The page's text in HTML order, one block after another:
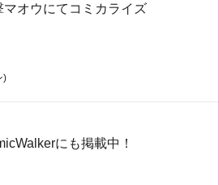
マオウにてコミカライズ
)
にも掲載中！